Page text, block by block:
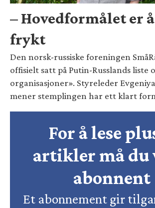
– Hovedformålet er
frykt
Den norsk-russiske foreningen
offisielt satt på Putin-Russlands liste
organisasjoner». Styreleder
mener stemplingen har ett klart
For å lese
artikler må du
abonnent
Et abonnement gir